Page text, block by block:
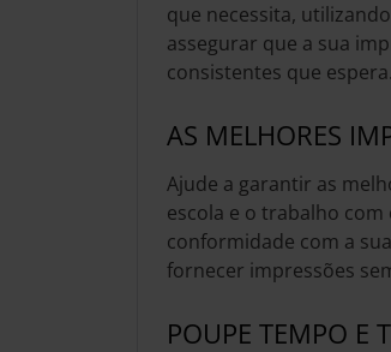
que necessita,
assegurar que a sua
consistentes que espera.
AS MELHORES
Ajude a garantir as
escola e o trabalho
conformidade com a
fornecer impressões
POUPE TEMPO E